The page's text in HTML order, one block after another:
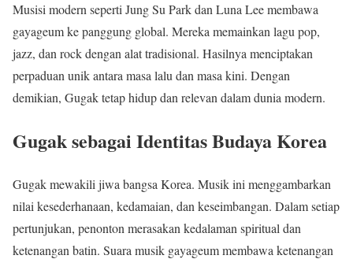
Musisi modern seperti Jung Su Park dan Luna Lee membawa
gayageum ke panggung global. Mereka memainkan lagu pop,
jazz, dan rock dengan alat tradisional. Hasilnya menciptakan
perpaduan unik antara masa lalu dan masa kini. Dengan
demikian, Gugak tetap hidup dan relevan dalam dunia modern.
Gugak sebagai Identitas Budaya Korea
Gugak mewakili jiwa bangsa Korea. Musik ini menggambarkan
nilai kesederhanaan, kedamaian, dan keseimbangan. Dalam setiap
pertunjukan, penonton merasakan kedalaman spiritual dan
ketenangan batin. Suara musik gayageum membawa ketenangan